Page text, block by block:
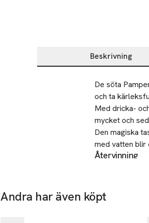
Beskrivning
Beskrivning
De söta
och ta
Med dricka-
mycket och
Den magiska
med vatten blir
Med tre
Återvinning
Andra har även köpt
-20%